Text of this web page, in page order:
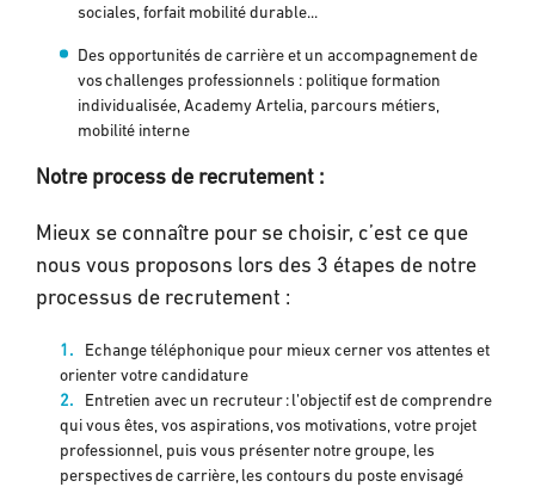
sociales, forfait mobilité durable...
Des opportunités de carrière et un accompagnement de
vos challenges professionnels : politique formation
individualisée, Academy Artelia, parcours métiers,
mobilité interne
Notre process de recrutement :
Mieux se connaître pour se choisir, c’est ce que
nous vous proposons lors des 3 étapes de notre
processus de recrutement :
Echange téléphonique pour mieux cerner vos attentes et
orienter votre candidature
Entretien avec un recruteur : l’objectif est de comprendre
qui vous êtes, vos aspirations, vos motivations, votre projet
professionnel, puis vous présenter notre groupe, les
perspectives de carrière, les contours du poste envisagé